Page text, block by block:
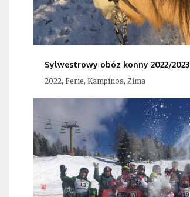
Sylwestrowy obóz konny 2022/2023
2022, Ferie, Kampinos, Zima